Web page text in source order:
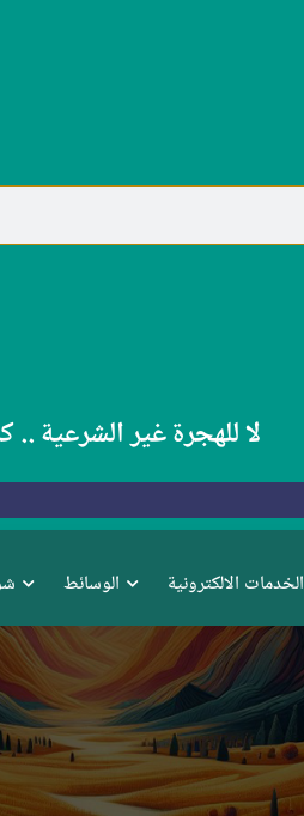
لا للهجرة غير الشرعية
الوسائط الخدمات الالكترونية